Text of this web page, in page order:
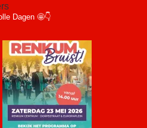
Dagen 🤩👇